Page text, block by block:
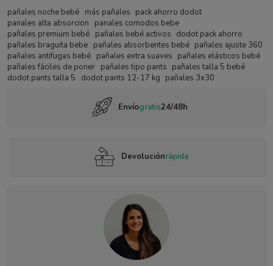
pañales noche bebé más pañales pack ahorro dodot
panales alta absorcion
panales comodos bebe
pañales premium bebé pañales bebé activos dodot pack ahorro
pañales braguita bebe pañales absorbentes bebé pañales ajuste 360
pañales antifugas bebé pañales extra suaves pañales elásticos bebé
pañales fáciles de poner pañales tipo pants pañales talla 5 bebé
dodot pants talla 5
dodot pants 12-17 kg pañales 3x30
Envíogratis24/48h
Devoluciónrápida